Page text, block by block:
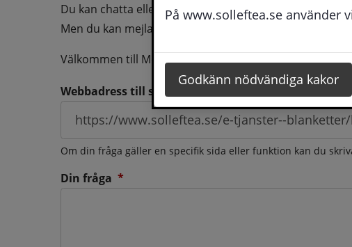
På www.solleftea.se använder
Godkänn nödvändiga kakor
Du kan chatta eller ringa oss med din fråga så
Men du kan mejla oss din fråga dygnt runt och du få
Välkommen till Medborgarservice!
Webbadress till sidan som frågan berör
Om din fråga gäller en specifik sida eller funktion kan du
Din fråga *